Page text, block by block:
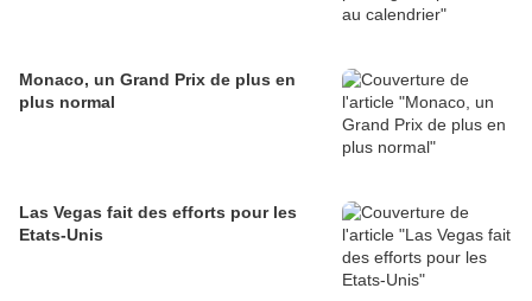
Monaco, un Grand Prix de plus en
plus normal
Las Vegas fait des efforts pour les
Etats-Unis